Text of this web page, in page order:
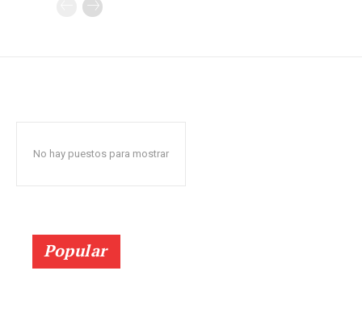
No hay puestos para mostrar
Popular